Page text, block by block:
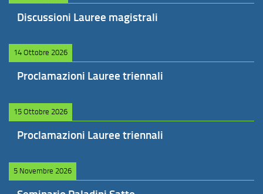
Discussioni Lauree magistrali
14 Ottobre 2026
Proclamazioni Lauree triennali
15 Ottobre 2026
Proclamazioni Lauree triennali
5 Novembre 2026